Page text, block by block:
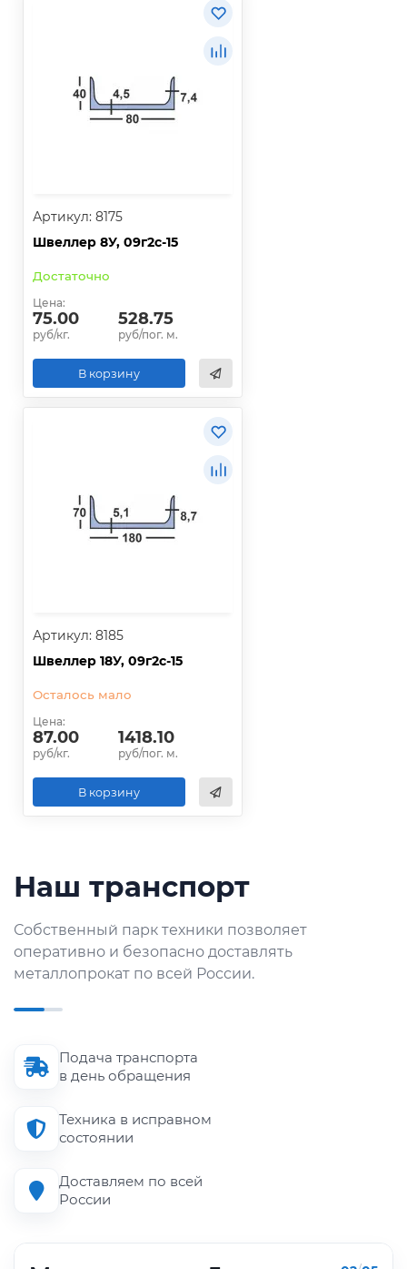
Артикул: 8175
Швеллер 8У, 09г2с-15
Достаточно
Цена:
75.00
руб/кг.
528.75
руб/пог. м.
В корзину
Артикул: 8185
Швеллер 18У, 09г2с-15
Осталось мало
Цена:
87.00
руб/кг.
1418.10
руб/пог. м.
В корзину
Наш транспорт
Собственный парк техники позволяет
оперативно и безопасно доставлять
металлопрокат по всей России.
Подача транспорта
в день обращения
Техника в исправном
состоянии
Доставляем по всей
России